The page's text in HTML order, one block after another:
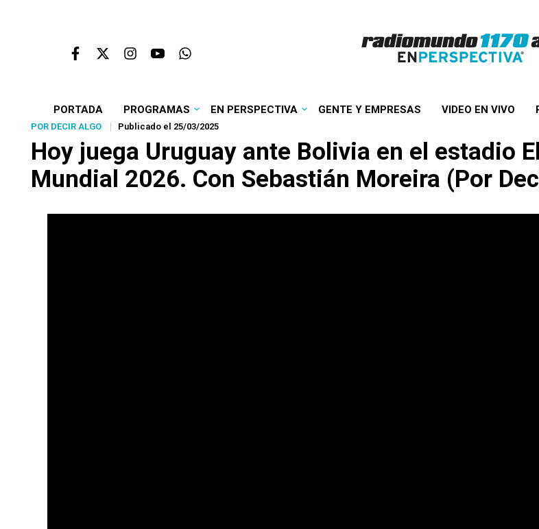
PORTADA PROGRAMAS EN PERSPECTIVA GENTE Y EMPRESAS VIDEO EN VIVO
POR DECIR ALGO Publicado el 25/03/2025
Hoy juega Uruguay ante Bolivia en el estadio
Mundial 2026. Con Sebastián Moreira (Por